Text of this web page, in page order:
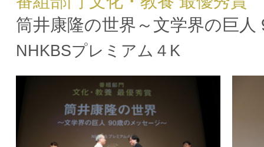
筒井康隆の世界～文学界の巨
NHKBSプレミアム４K